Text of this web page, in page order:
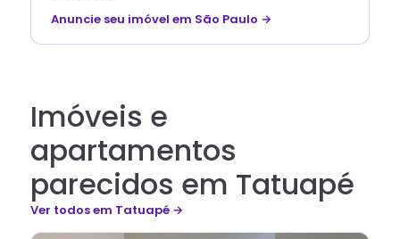
Anuncie seu imóvel em São Paulo →
Imóveis e
apartamentos
parecidos em Tatuapé
Ver todosem Tatuapé →